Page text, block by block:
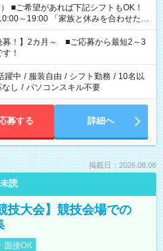
！
族と休みを合わせた
の準備がしたい」 「できれば残業はし
てくださいね。 ※Wワーク希望
希望する勤務時間と、もう1つのお仕事
時間を超える場合は応募できません。
募！】2カ月～ ■ご応募から最短2～3
！
躍中 / 服装自由 / シフト勤務 / 10名以
し / パソコンスキル不要
募する 詳細へ
掲載日：2026.08.08
未読
技大会】競技会場での
面接OK